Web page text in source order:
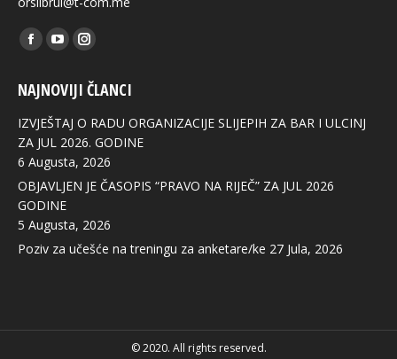
Find us on:
Facebook
opens
in
new
window
YouTube
opens
in
new
window
Instagram
opens
in
new
window
NAJNOVIJI ČLANCI
IZVJEŠTAJ O RADU ORGANIZACIJE SLIJEPIH ZA BAR I ULCINJ
ZA JUL 2026. GODINE
6 Augusta, 2026
OBJAVLJEN JE ČASOPIS “PRAVO NA RIJEČ” ZA JUL 2026
GODINE
5 Augusta, 2026
Poziv za učešće na treningu za anketare/ke 27 Jula, 2026
© 2020. All rights reserved.